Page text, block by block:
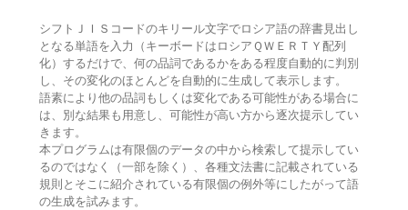
シフトＪＩＳコードのキリール文字でロシア語の辞書見出し
となる単語を入力（キーボードはロシアＱＷＥＲＴＹ配列
化）するだけで、何の品詞であるかをある程度自動的に判別
し、その変化のほとんどを自動的に生成して表示します。
語素により他の品詞もしくは変化である可能性がある場合に
は、別な結果も用意し、可能性が高い方から逐次提示してい
きます。
本プログラムは有限個のデータの中から検索して提示してい
るのではなく（一部を除く）、各種文法書に記載されている
規則とそこに紹介されている有限個の例外等にしたがって語
の生成を試みます。